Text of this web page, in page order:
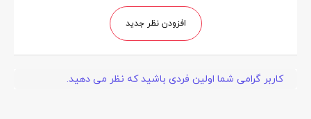
افزودن نظر جدید
کاربر گرامی شما اولین فردی باشید که نظر می دهید.